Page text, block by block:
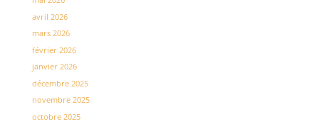
avril 2026
mars 2026
février 2026
janvier 2026
décembre 2025
novembre 2025
octobre 2025